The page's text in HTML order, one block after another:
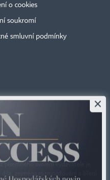
o cookies
soukromí
smluvní podmínky
zejména rozmnožování a šíření
×